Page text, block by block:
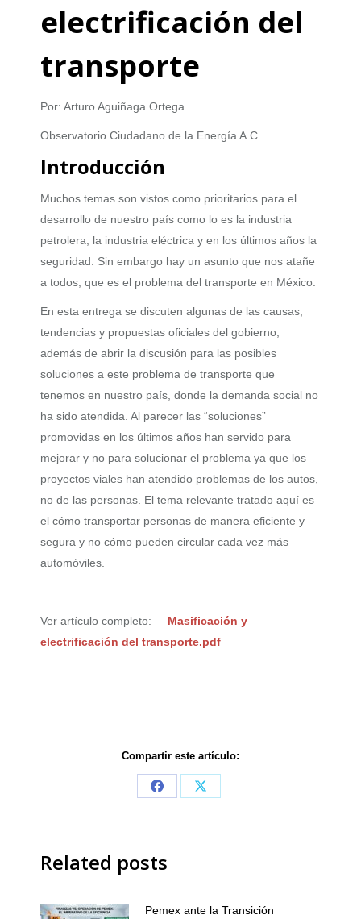
electrificación del
transporte
Por: Arturo Aguiñaga Ortega
Observatorio Ciudadano de la Energía A.C.
Introducción
Muchos temas son vistos como prioritarios para el
desarrollo de nuestro país como lo es la industria
petrolera, la industria eléctrica y en los últimos años la
seguridad. Sin embargo hay un asunto que nos atañe
a todos, que es el problema del transporte en México.
En esta entrega se discuten algunas de las causas,
tendencias y propuestas oficiales del gobierno,
además de abrir la discusión para las posibles
soluciones a este problema de transporte que
tenemos en nuestro país, donde la demanda social no
ha sido atendida. Al parecer las “soluciones”
promovidas en los últimos años han servido para
mejorar y no para solucionar el problema ya que los
proyectos viales han atendido problemas de los autos,
no de las personas. El tema relevante tratado aquí es
el cómo transportar personas de manera eficiente y
segura y no cómo pueden circular cada vez más
automóviles.
Ver artículo completo: Masificación y
electrificación del transporte.pdf
Compartir este artículo:
Share
Share
Related posts
Pemex ante la Transición